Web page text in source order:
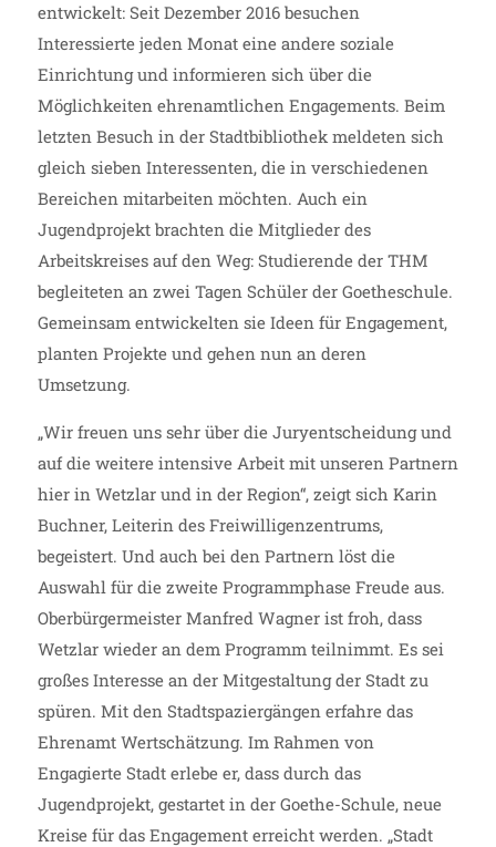
entwickelt: Seit Dezember 2016 besuchen
Interessierte jeden Monat eine andere soziale
Einrichtung und informieren sich über die
Möglichkeiten ehrenamtlichen Engagements. Beim
letzten Besuch in der Stadtbibliothek meldeten sich
gleich sieben Interessenten, die in verschiedenen
Bereichen mitarbeiten möchten. Auch ein
Jugendprojekt brachten die Mitglieder des
Arbeitskreises auf den Weg: Studierende der THM
begleiteten an zwei Tagen Schüler der Goetheschule.
Gemeinsam entwickelten sie Ideen für Engagement,
planten Projekte und gehen nun an deren
Umsetzung.
„Wir freuen uns sehr über die Juryentscheidung und
auf die weitere intensive Arbeit mit unseren Partnern
hier in Wetzlar und in der Region“, zeigt sich Karin
Buchner, Leiterin des Freiwilligenzentrums,
begeistert. Und auch bei den Partnern löst die
Auswahl für die zweite Programmphase Freude aus.
Oberbürgermeister Manfred Wagner ist froh, dass
Wetzlar wieder an dem Programm teilnimmt. Es sei
großes Interesse an der Mitgestaltung der Stadt zu
spüren. Mit den Stadtspaziergängen erfahre das
Ehrenamt Wertschätzung. Im Rahmen von
Engagierte Stadt erlebe er, dass durch das
Jugendprojekt, gestartet in der Goethe-Schule, neue
Kreise für das Engagement erreicht werden. „Stadt